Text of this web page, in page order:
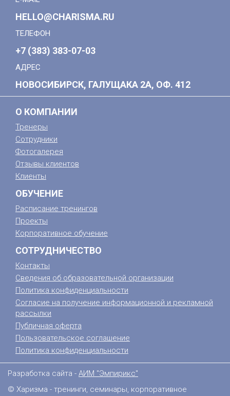
HELLO@CHARISMA.RU
ТЕЛЕФОН
+7 (383) 383-07-03
АДРЕС
НОВОСИБИРСК, ГАЛУЩАКА 2А, ОФ. 412
О КОМПАНИИ
Тренеры
Сотрудники
Фотогалерея
Отзывы клиентов
Клиенты
ОБУЧЕНИЕ
Расписание тренингов
Проекты
Корпоративное обучение
СОТРУДНИЧЕСТВО
Контакты
Сведения об образовательной организации
Политика конфиденциальности
Согласие на получение информационной и рекламной
рассылки
Публичная оферта
Пользовательское соглашение
Политика конфиденциальности
Разработка сайта - АИМ "Эмпирикс"
© Харизма - тренинги, семинары, корпоративное